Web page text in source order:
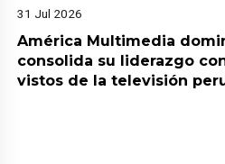
31 Jul 2026
América Multimedia
consolida su liderazgo
vistos de la televisión